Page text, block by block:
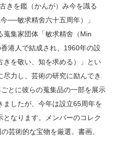
きを鑑（かんが）み今を識る
──敏求精舍六十五周年）」
蒐集家団体「敏求精舍（Min
港人で結成され、1960年の設
きを敬い、知を求める）」とい
力し、芸術の研究に励んでき
とに彼らの蒐集品の一部を展示
ましたが、今年は設立65周年を
なります。メンバーのコレク
芸術的な宝物を厳選。書画、